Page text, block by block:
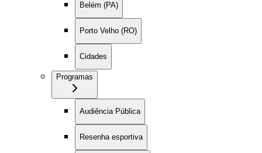
Belém (PA)
Porto Velho (RO)
Cidades
Programas
Audiência Pública
Resenha esportiva